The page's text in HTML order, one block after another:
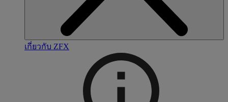
เกี่ยวกับ ZFX